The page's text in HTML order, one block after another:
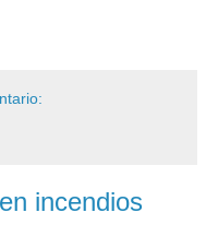
incendios